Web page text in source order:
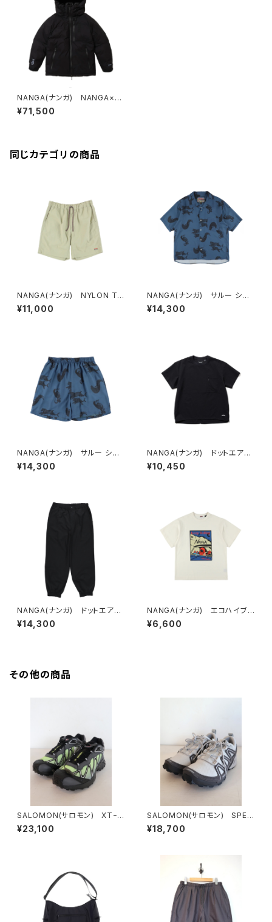
NANGA(ナンガ) NANGA×TA
COMA FUJI RECORDS EXC
LUSIVE DOWN JACKET
¥71,500
同じカテゴリの商品
NANGA(ナンガ) NYLON TU
SSER EASY SHORTS
¥11,000
NANGA(ナンガ) サルー シャ
ツ
¥14,300
NANGA(ナンガ) サルー ショ
ーツ
¥14,300
NANGA(ナンガ) ドットエア®
コンフィー Tシャツ
¥10,450
NANGA(ナンガ) ドットエア®
コンフィー ジョガーパンツ
¥14,300
NANGA(ナンガ) エコハイブリ
ッド キープローリング Tシャツ
¥6,600
その他の商品
SALOMON(サロモン) XTｰW
HISPER
¥23,100
SALOMON(サロモン) SPEE
DCROSS 3 EXPANSE Luna
rRock/Castlerock/FtwSilve
¥18,700